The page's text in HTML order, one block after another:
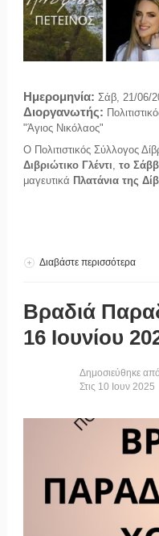
Ημερομηνία: Σάβ, 21/06/
Διοργανωτής:
"Άγιος Νικόλαος"
Ο Πολιτιστικός Σύλλογος
Διβριώτικο Γλέντι, το
μαγευτικά Πλατάνια της
Διαβάστε περισσότεραγια
Βραδιά
16 Ιουνίου
Δημοσιεύθηκε από
Στις 10 Ιουν 2025